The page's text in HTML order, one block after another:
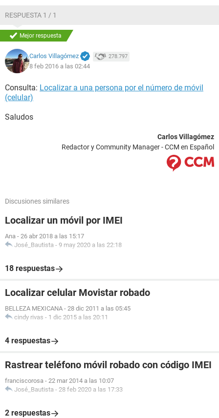
RESPUESTA 1 / 1
Mejor respuesta
Carlos Villagómez 278.797
8 feb 2016 a las 02:44
Consulta: Localizar a una persona por el número de móvil
(celular)
Saludos
Carlos Villagómez
Redactor y Community Manager - CCM en Español
Discusiones similares
Localizar un móvil por IMEI
Ana - 26 abr 2018 a las 15:17
José_Bautista - 9 may 2020 a las 22:18
18 respuestas
Localizar celular Movistar robado
BELLEZA MEXICANA - 28 dic 2011 a las 05:45
cindy rivas - 1 dic 2015 a las 20:11
4 respuestas
Rastrear teléfono móvil robado con código IMEI
franciscorosa - 22 mar 2014 a las 10:07
José_Bautista - 28 feb 2020 a las 17:33
2 respuestas